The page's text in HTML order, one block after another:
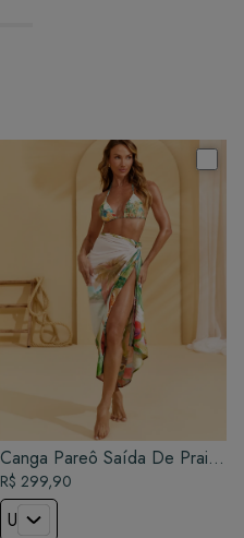
Canga Pareô Saída De Praia
- Lagoa
R$ 299,90
U